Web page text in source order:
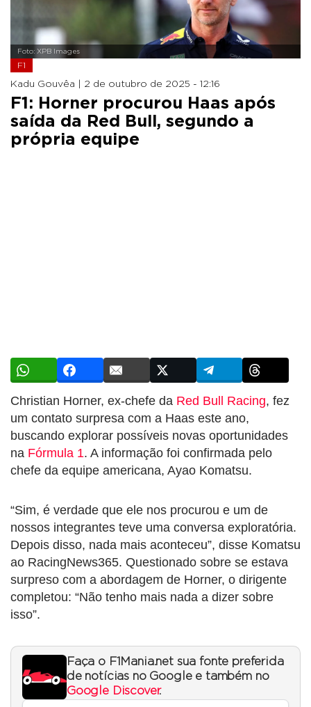
Foto: XPB Images
F1
Kadu Gouvêa | 2 de outubro de 2025 - 12:16
F1: Horner procurou Haas após
saída da Red Bull, segundo a
própria equipe
Christian Horner, ex-chefe da Red Bull Racing, fez
um contato surpresa com a Haas este ano,
buscando explorar possíveis novas oportunidades
na Fórmula 1. A informação foi confirmada pelo
chefe da equipe americana, Ayao Komatsu.
“Sim, é verdade que ele nos procurou e um de
nossos integrantes teve uma conversa exploratória.
Depois disso, nada mais aconteceu”, disse Komatsu
ao RacingNews365. Questionado sobre se estava
surpreso com a abordagem de Horner, o dirigente
completou: “Não tenho mais nada a dizer sobre
isso”.
Faça o F1Mania.net sua fonte preferida
de notícias no Google e também no
Google Discover.